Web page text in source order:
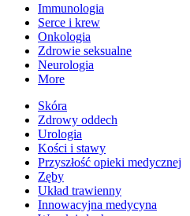
Immunologia
Serce i krew
Onkologia
Zdrowie seksualne
Neurologia
More
Skóra
Zdrowy oddech
Urologia
Kości i stawy
Przyszłość opieki medycznej
Zęby
Układ trawienny
Innowacyjna medycyna